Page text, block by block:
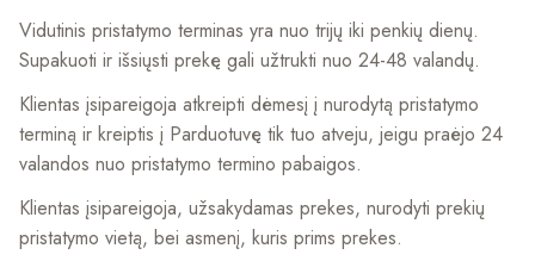
Vidutinis pristatymo terminas yra nuo trijų iki penkių dienų.
Supakuoti ir išsiųsti prekę gali užtrukti nuo 24-48 valandų.
Klientas įsipareigoja atkreipti dėmesį į nurodytą pristatymo
terminą ir kreiptis į Parduotuvę tik tuo atveju, jeigu praėjo 24
valandos nuo pristatymo termino pabaigos.
Klientas įsipareigoja, užsakydamas prekes, nurodyti prekių
pristatymo vietą, bei asmenį, kuris prims prekes.